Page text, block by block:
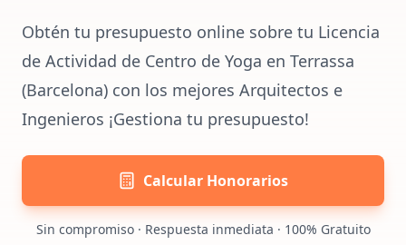
Obtén tu presupuesto online sobre tu Licencia
de Actividad de Centro de Yoga en Terrassa
(Barcelona) con los mejores Arquitectos e
Ingenieros ¡Gestiona tu presupuesto!
Calcular Honorarios
Sin compromiso · Respuesta inmediata · 100% Gratuito